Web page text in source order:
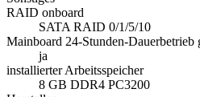
RAID onboard
SATA RAID 0/1/5/10
Mainboard 24-Stunden-Dauerbetrieb
ja
installierter Arbeitsspeicher
8 GB DDR4 PC3200